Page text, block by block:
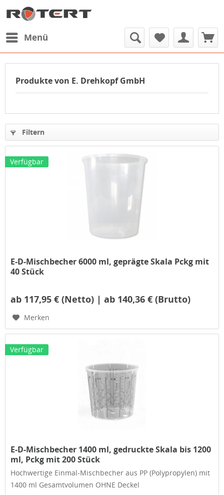
Menü
Produkte von E. Drehkopf GmbH
Filtern
Verfügbar
E-D-Mischbecher 6000 ml, geprägte Skala Pckg mit
40 Stück
ab 117,95 € (Netto) | ab 140,36 € (Brutto)
Merken
Verfügbar
E-D-Mischbecher 1400 ml, gedruckte Skala bis 1200
ml, Pckg mit 200 Stück
Hochwertige Einmal-Mischbecher aus PP (Polypropylen) mit
1400 ml Gesamtvolumen OHNE Deckel